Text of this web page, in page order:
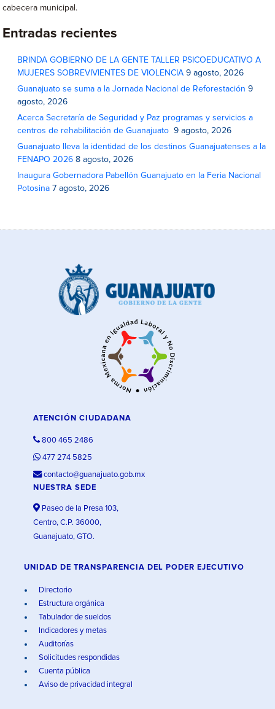
cabecera municipal.
Entradas recientes
BRINDA GOBIERNO DE LA GENTE TALLER PSICOEDUCATIVO A
MUJERES SOBREVIVIENTES DE VIOLENCIA 9 agosto, 2026
Guanajuato se suma a la Jornada Nacional de Reforestación 9
agosto, 2026
Acerca Secretaría de Seguridad y Paz programas y servicios a
centros de rehabilitación de Guanajuato
9 agosto, 2026
Guanajuato lleva la identidad de los destinos Guanajuatenses a la
FENAPO 2026 8 agosto, 2026
Inaugura Gobernadora Pabellón Guanajuato en la Feria Nacional
Potosina 7 agosto, 2026
ATENCIÓN CIUDADANA
800 465 2486
477 274 5825
contacto@guanajuato.gob.mx
NUESTRA SEDE
Paseo de la Presa 103,
Centro, C.P. 36000,
Guanajuato, GTO.
UNIDAD DE TRANSPARENCIA DEL PODER EJECUTIVO
Directorio
Estructura orgánica
Tabulador de sueldos
Indicadores y metas
Auditorías
Solicitudes respondidas
Cuenta pública
Aviso de privacidad integral